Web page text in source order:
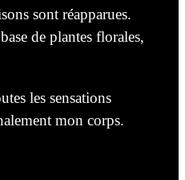
sont réapparues.
de plantes florales,
les sensations
mon corps.